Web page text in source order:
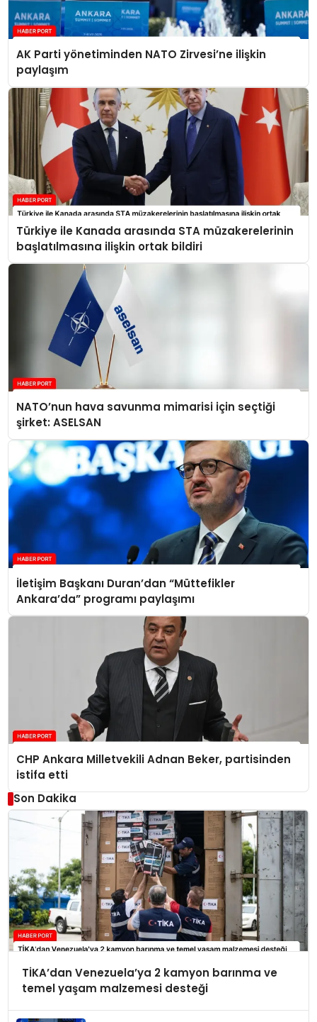
AK Parti yönetiminden NATO Zirvesi’ne ilişkin
paylaşım
Türkiye ile Kanada arasında STA müzakerelerinin
başlatılmasına ilişkin ortak bildiri
NATO’nun hava savunma mimarisi için seçtiği
şirket: ASELSAN
İletişim Başkanı Duran’dan “Müttefikler
Ankara’da” programı paylaşımı
CHP Ankara Milletvekili Adnan Beker, partisinden
istifa etti
Son Dakika
TİKA’dan Venezuela’ya 2 kamyon barınma ve
temel yaşam malzemesi desteği